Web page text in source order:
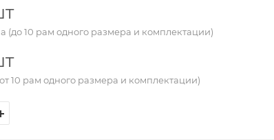
(до 10 рам одного размера и комплектации)
10 рам одного размера и комплектации)